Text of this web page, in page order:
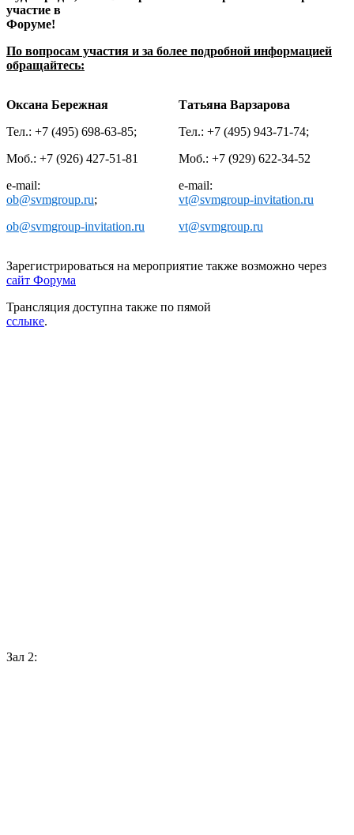
участие в
Форуме!
По вопросам участия и за более подробной информацией
обращайтесь:
Оксана Бережная
Тел.: +7 (495) 698-63-85;
Моб.: +7 (926) 427-51-81
e-mail:
ob@svmgroup.ru;
ob@svmgroup-invitation.ru
Татьяна Варзарова
Тел.: +7 (495) 943-71-74;
Моб.: +7 (929) 622-34-52
e-mail:
vt@svmgroup-invitation.ru
vt@svmgroup.ru
Зарегистрироваться на мероприятие также возможно через
сайт Форума
Трансляция доступна также по пямой
сслыке.
Зал 2: